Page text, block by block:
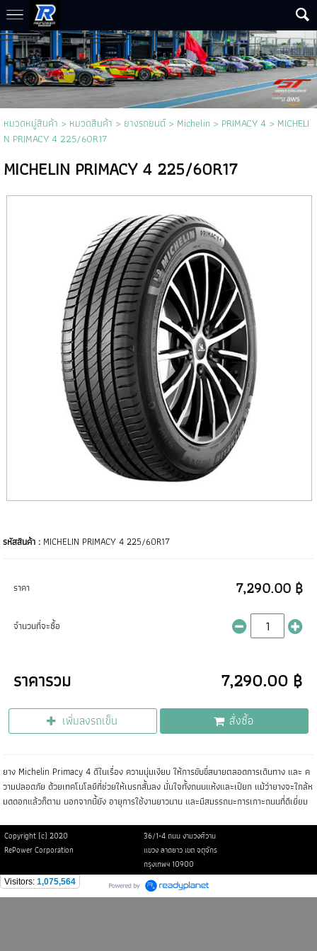
หมวดหมู่สินค้า > หมวดสินค้า >ยางรถยนต์> Michelin> PRIMACY 4 > MICHELI
N PRIMACY 4 225/60R17
MICHELIN PRIMACY 4 225/60R17
รหัสสินค้า : MICHELIN PRIMACY 4 225/60R17
ราคา 7,290.00 ฿
จำนวนที่จะซื้อ
ราคารวม 7,290.00 ฿
เพิ่มลงรถเข็น สั่งซื้อ
ยาง Michelin Primacy 4 ดีในเรื่อง ความนุ่มเงียบ ให้การขับขี่สบายตลอดการเดินทาง และ ค
วามปลอดภัย ด้วยเทคโนโลยีที่ช่วยให้เบรกสั้นลง มั่นใจทั้งถนนแห้งและเปียก แม้ว่ายางจะใกล้ห
มดดอกแล้วก็ตาม นอกจากนี้ยัง อายุการใช้งานยาวนาน และมีสมรรถนะการเกาะถนนที่ดีเยี่ยม
Copyright (c) 2020
36/1-4 ถนน งามวงศ์วาน
RePower Corporation
แขวง ลาดยาว เขต จตุจักร
กรุงเทพฯ 10900
Visitors: 1,075,564